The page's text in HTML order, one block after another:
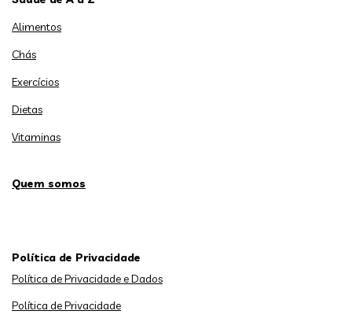
Alimentos
Chás
Exercícios
Dietas
Vitaminas
Quem somos
Política de Privacidade
Política de Privacidade e Dados
Política de Privacidade